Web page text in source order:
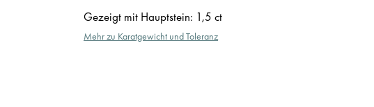
Gezeigt mit Hauptstein: 1,5 ct
Mehr zu Karatgewicht und Toleranz